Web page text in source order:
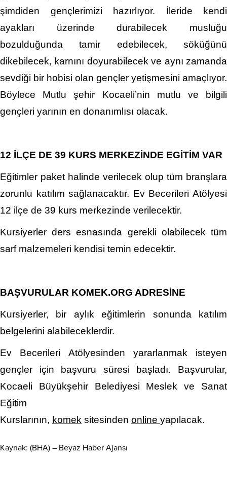
şimdiden gençlerimizi hazırlıyor. İleride kendi
ayakları üzerinde durabilecek musluğu
bozulduğunda tamir edebilecek, söküğünü
dikebilecek, karnını doyurabilecek ve aynı zamanda
sevdiği bir hobisi olan gençler yetişmesini amaçlıyor.
Böylece Mutlu şehir Kocaeli’nin mutlu ve bilgili
gençleri yarının en donanımlısı olacak.
12 İLÇE DE 39 KURS MERKEZİNDE EGİTİM VAR
Eğitimler paket halinde verilecek olup tüm branşlara
zorunlu katılım sağlanacaktır. Ev Becerileri Atölyesi
12 ilçe de 39 kurs merkezinde verilecektir.
Kursiyerler ders esnasında gerekli olabilecek tüm
sarf malzemeleri kendisi temin edecektir.
BAŞVURULAR KOMEK.ORG ADRESİNE
Kursiyerler, bir aylık eğitimlerin sonunda katılım
belgelerini alabileceklerdir.
Ev Becerileri Atölyesinden yararlanmak isteyen
gençler için başvuru süresi başladı. Başvurular,
Kocaeli Büyükşehir Belediyesi Meslek ve Sanat
Eğitim
Kurslarının, komek sitesinden online yapılacak.
Kaynak: (BHA) – Beyaz Haber Ajansı